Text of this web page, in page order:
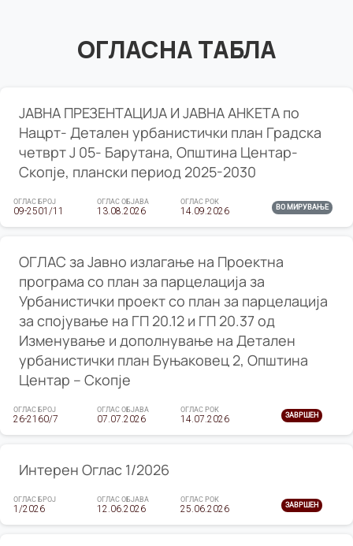
ОГЛАСНА ТАБЛА
ЈАВНА ПРЕЗЕНТАЦИЈА И ЈАВНА АНКЕТА по
Нацрт- Детален урбанистички план Градска
четврт Ј 05- Барутана, Општина Центар-
Скопје, плански период 2025-2030
ОГЛАС БРОЈ
09-2501/11
ОГЛАС ОБЈАВА
13.08.2026
ОГЛАС РОК
14.09.2026 ВО МИРУВАЊЕ
ОГЛАС за Јавно излагање на Проектна
програма со план за парцелација за
Урбанистички проект со план за парцелација
за спојување на ГП 20.12 и ГП 20.37 од
Изменување и дополнување на Детален
урбанистички план Буњаковец 2, Општина
Центар – Скопје
ОГЛАС БРОЈ
26-2160/7
ОГЛАС ОБЈАВА
07.07.2026
ОГЛАС РОК
14.07.2026 ЗАВРШЕН
Интерен Оглас 1/2026
ОГЛАС БРОЈ
1/2026
ОГЛАС ОБЈАВА
12.06.2026
ОГЛАС РОК
25.06.2026 ЗАВРШЕН